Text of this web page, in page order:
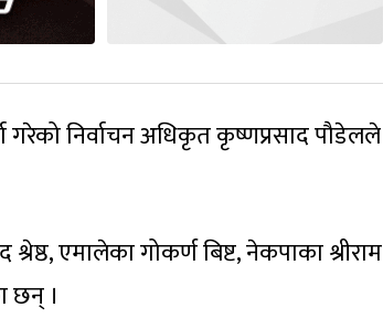
गरेको निर्वाचन अधिकृत कृष्णप्रसाद पौडेलले
एमालेका गोकर्ण बिष्ट, नेकपाका श्रीराम
छन् ।